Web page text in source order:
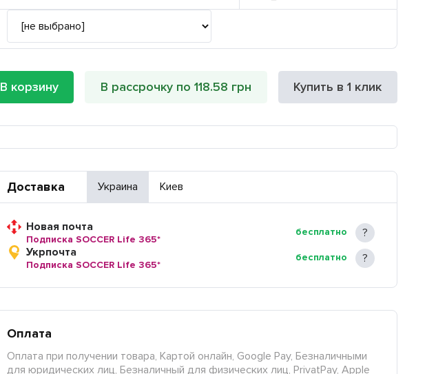
В корзину В рассрочку по 118.58 грн Купить в 1 клик
Доставка Украина Киев
Новая почта
Подписка SOCCER Life 365*
бесплатно
Укрпочта
Подписка SOCCER Life 365*
бесплатно
Оплата
Оплата при получении товара, Картой онлайн, Google Pay, Безналичными
для юридических лиц, Безналичный для физических лиц, PrivatPay, Apple